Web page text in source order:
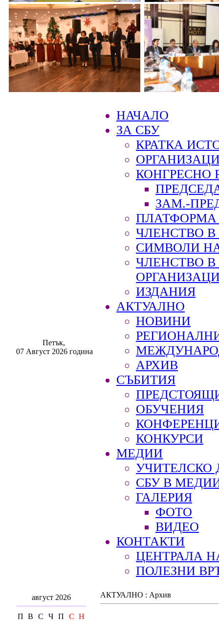
Петък,
07 Август 2026 година
НАЧАЛО
ЗА СБУ
КРАТКА
КОНГРЕСНО
ЗАМ.-
ПЛАТФОРМА
ЧЛЕНСТВО В
СИМВОЛИ
ЧЛЕНСТВО
ИЗДАНИЯ
АКТУАЛНО
НОВИНИ
АРХИВ
СЪБИТИЯ
ОБУЧЕНИЯ
КОНКУРСИ
МЕДИИ
УЧИТЕЛСКО
СБУ В
ГАЛЕРИЯ
ФОТО
ВИДЕО
КОНТАКТИ
ЦЕНТРАЛА
ПОЛЕЗНИ
август 2026
П В С Ч П С Н
АКТУАЛНО : Архив